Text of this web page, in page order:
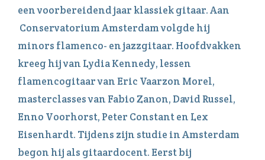
een voorbereidend jaar klassiek gitaar. Aan
Conservatorium Amsterdam volgde hij
minors flamenco- en jazzgitaar. Hoofdvakken
kreeg hij van Lydia Kennedy, lessen
flamencogitaar van Eric Vaarzon Morel,
masterclasses van Fabio Zanon, David Russel,
Enno Voorhorst, Peter Constant en Lex
Eisenhardt. Tijdens zijn studie in Amsterdam
begon hij als gitaardocent. Eerst bij